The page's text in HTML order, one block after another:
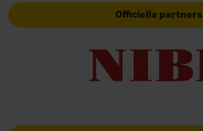
Officiella partners